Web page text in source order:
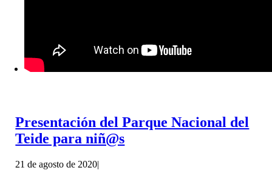
Presentación del Parque Nacional del
Teide para niñ@s
21 de agosto de 2020|